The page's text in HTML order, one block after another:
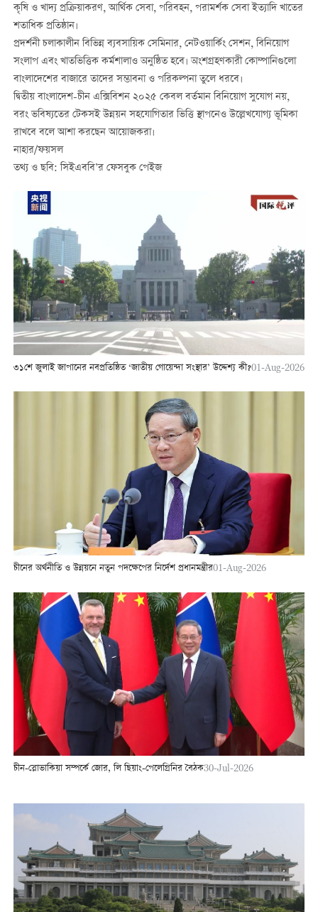
কৃষি ও খাদ্য প্রক্রিয়াকরণ, আর্থিক সেবা, পরিবহন, পরামর্শক সেবা ইত্যাদি খাতের
শতাধিক প্রতিষ্ঠান।
প্রদর্শনী চলাকালীন বিভিন্ন ব্যবসায়িক সেমিনার, নেটওয়ার্কিং সেশন, বিনিয়োগ
সংলাপ এবং খাতভিত্তিক কর্মশালাও অনুষ্ঠিত হবে। অংশগ্রহণকারী কোম্পানিগুলো
বাংলাদেশের বাজারে তাদের সম্ভাবনা ও পরিকল্পনা তুলে ধরবে।
দ্বিতীয় বাংলাদেশ-চীন এক্সিবিশন ২০২৫ কেবল বর্তমান বিনিয়োগ সুযোগ নয়,
বরং ভবিষ্যতের টেকসই উন্নয়ন সহযোগিতার ভিত্তি স্থাপনেও উল্লেখযোগ্য ভূমিকা
রাখবে বলে আশা করছেন আয়োজকরা।
নাহার/ফয়সল
তথ্য ও ছবি: সিইএববি’র ফেসবুক পেইজ
৩১শে জুলাই জাপানের নবপ্রতিষ্ঠিত ‘জাতীয় গোয়েন্দা সংস্থার’ উদ্দেশ্য কী?01-Aug-2026
চীনের অর্থনীতি ও উন্নয়নে নতুন পদক্ষেপের নির্দেশ প্রধানমন্ত্রীর01-Aug-2026
চীন-স্লোভাকিয়া সম্পর্কে জোর, লি ছিয়াং-পেলেগ্রিনির বৈঠক30-Jul-2026